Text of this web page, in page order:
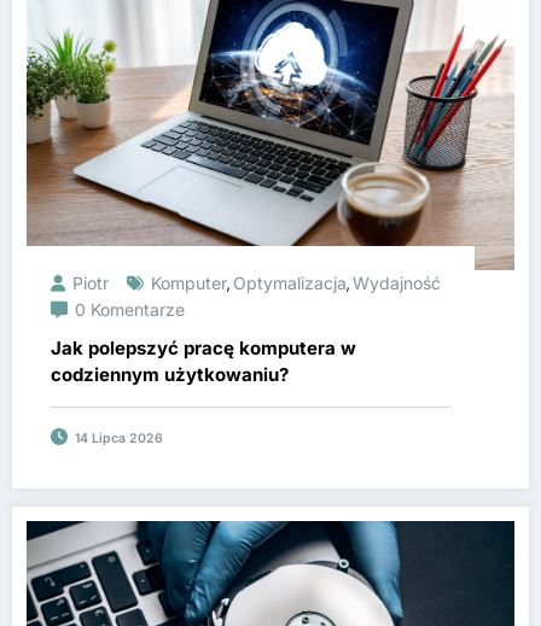
Piotr Komputer, Optymalizacja,Wydajność
0 Komentarze
Jak polepszyć pracę komputera w
codziennym użytkowaniu?
14 Lipca 2026